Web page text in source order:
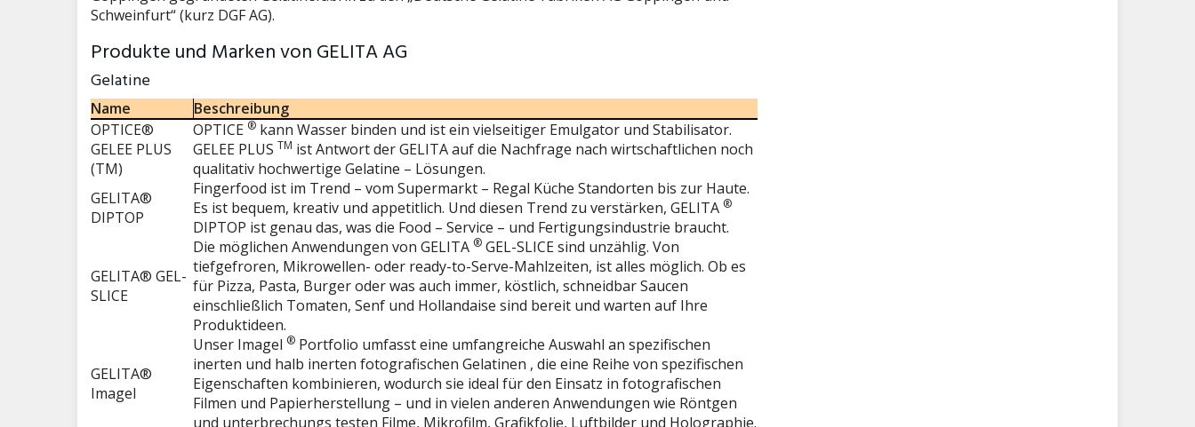
Schweinfurt“ (kurz DGF AG).
Produkte und Marken von GELITA AG
Gelatine
Name
Beschreibung
OPTICE®
OPTICE ® kann Wasser binden und ist ein vielseitiger Emulgator und Stabilisator.
GELEE PLUS
(TM)
GELEE PLUS TM ist Antwort der GELITA auf die Nachfrage nach wirtschaftlichen noch
qualitativ hochwertige Gelatine – Lösungen.
GELITA®
DIPTOP
Fingerfood ist im Trend – vom Supermarkt – Regal Küche Standorten bis zur Haute.
Es ist bequem, kreativ und appetitlich. Und diesen Trend zu verstärken, GELITA ®
DIPTOP ist genau das, was die Food – Service – und Fertigungsindustrie braucht.
GELITA® GEL-
SLICE
Die möglichen Anwendungen von GELITA ® GEL-SLICE sind unzählig. Von
tiefgefroren, Mikrowellen- oder ready-to-Serve-Mahlzeiten, ist alles möglich. Ob es
für Pizza, Pasta, Burger oder was auch immer, köstlich, schneidbar Saucen
einschließlich Tomaten, Senf und Hollandaise sind bereit und warten auf Ihre
Produktideen.
GELITA®
Imagel
Unser Imagel ® Portfolio umfasst eine umfangreiche Auswahl an spezifischen
inerten und halb inerten fotografischen Gelatinen , die eine Reihe von spezifischen
Eigenschaften kombinieren, wodurch sie ideal für den Einsatz in fotografischen
Filmen und Papierherstellung – und in vielen anderen Anwendungen wie Röntgen
und unterbrechungs testen Filme, Mikrofilm, Grafikfolie, Luftbilder und Holographie.